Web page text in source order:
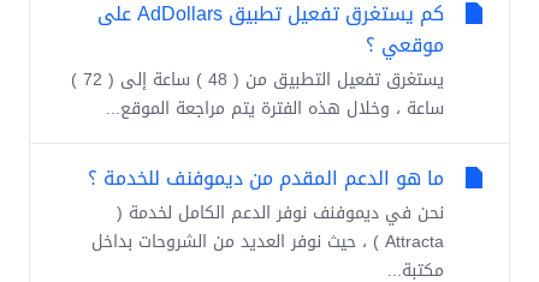
كم يستغرق تفعيل تطبيق AdDollars على
موقعي ؟
يستغرق تفعيل التطبيق من ( 48 ) ساعة إلى ( 72 )
ساعة ، وخلال هذه الفترة يتم مراجعة الموقع...
ما هو الدعم المقدم من ديموفنف للخدمة ؟
نحن في ديموفنف نوفر الدعم الكامل لخدمة (
Attracta ) ، حيث نوفر العديد من الشروحات بداخل
مكتبة...